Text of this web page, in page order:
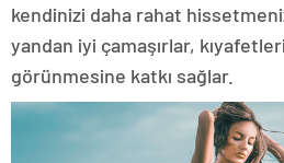
kendinizi daha rahat
yandan iyi çamaşırlar,
görünmesine katkı sağlar.